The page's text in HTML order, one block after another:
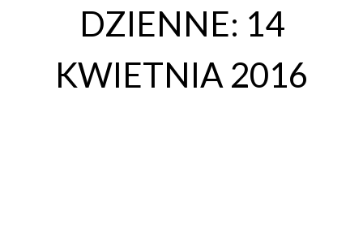
DZIENNE: 14
KWIETNIA 2016